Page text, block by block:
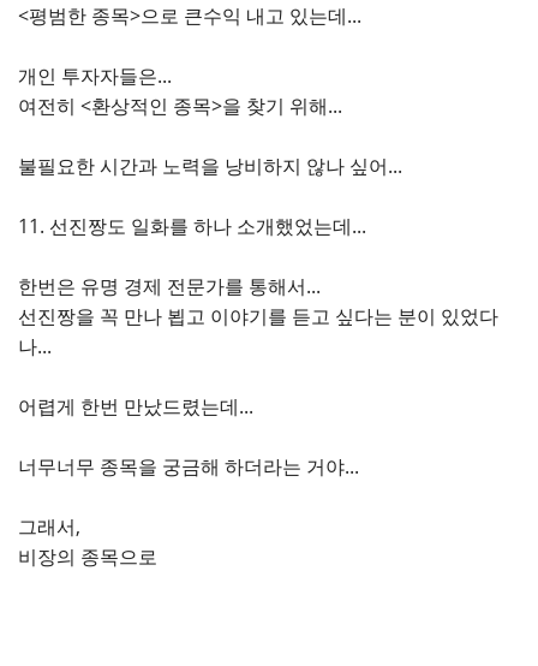
<평범한 종목>으로 큰수익 내고 있는데...
개인 투자자들은...
여전히 <환상적인 종목>을 찾기 위해...
불필요한 시간과 노력을 낭비하지 않나 싶어...
11. 선진짱도 일화를 하나 소개했었는데...
한번은 유명 경제 전문가를 통해서...
선진짱을 꼭 만나 뵙고 이야기를 듣고 싶다는 분이 있었다
나...
어렵게 한번 만났드렸는데...
너무너무 종목을 궁금해 하더라는 거야...
그래서,
비장의 종목으로